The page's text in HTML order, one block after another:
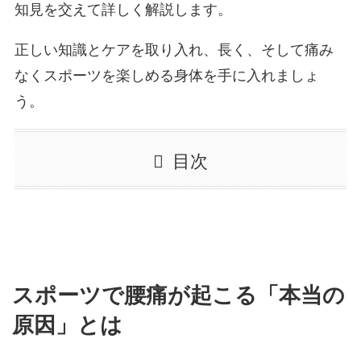
知見を交えて詳しく解説します。
正しい知識とケアを取り入れ、長く、そして痛み
なくスポーツを楽しめる身体を手に入れましょ
う。
目次
スポーツで腰痛が起こる「本当の
原因」とは